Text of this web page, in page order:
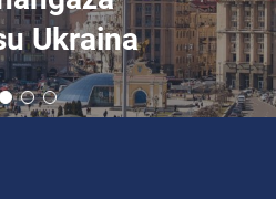
Ukraina